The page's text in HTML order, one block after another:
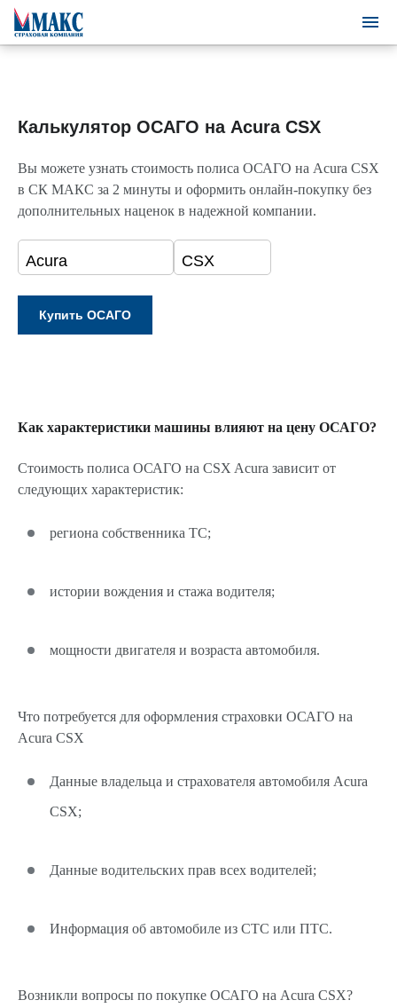
Калькулятор ОСАГО на Acura CSX
Вы можете узнать стоимость полиса ОСАГО на Acura CSX
в СК МАКС за 2 минуты и оформить онлайн-покупку без
дополнительных наценок в надежной компании.
Как характеристики машины влияют на цену ОСАГО?
Стоимость полиса ОСАГО на CSX Acura зависит от
следующих характеристик:
региона собственника ТС;
истории вождения и стажа водителя;
мощности двигателя и возраста автомобиля.
Что потребуется для оформления страховки ОСАГО на
Acura CSX
Данные владельца и страхователя автомобиля Acura
CSX;
Данные водительских прав всех водителей;
Информация об автомобиле из СТС или ПТС.
Возникли вопросы по покупке ОСАГО на Acura CSX?